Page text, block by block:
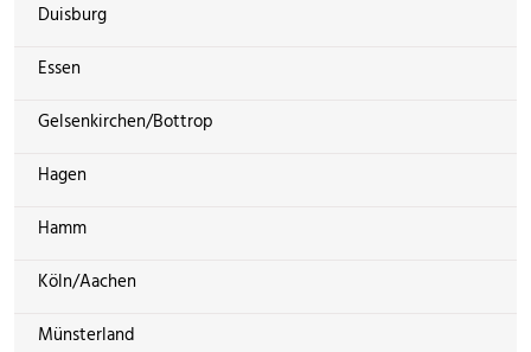
Duisburg
Essen
Gelsenkirchen/Bottrop
Hagen
Hamm
Köln/Aachen
Münsterland